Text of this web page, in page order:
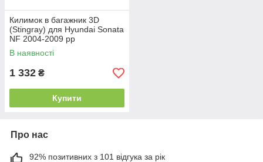
Килимок в багажник 3D
(Stingray) для Hyundai Sonata
NF 2004-2009 рр
В наявності
1 332 ₴
Купити
Про нас
92% позитивних з 101 відгука за рік